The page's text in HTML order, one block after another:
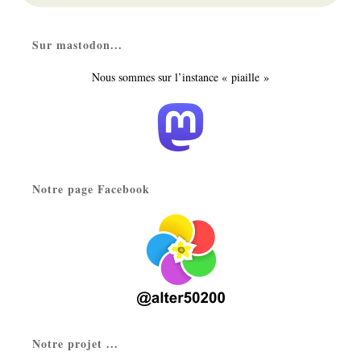
Sur mastodon...
Nous sommes sur l’instance « piaille »
Notre page Facebook
Notre projet ...